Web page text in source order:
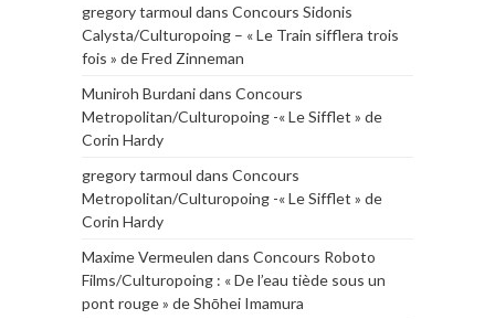
gregory tarmoul dans Concours Sidonis
Calysta/Culturopoing – « Le Train sifflera trois
fois » de Fred Zinneman
Muniroh Burdanidans Concours
Metropolitan/Culturopoing -« Le Sifflet » de
Corin Hardy
gregory tarmoul dans Concours
Metropolitan/Culturopoing -« Le Sifflet » de
Corin Hardy
Maxime Vermeulen dans Concours Roboto
Films/Culturopoing : « De l’eau tiède sous un
pont rouge » de Shōhei Imamura